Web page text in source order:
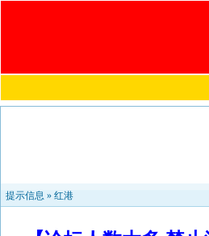
提示信息 » 红港